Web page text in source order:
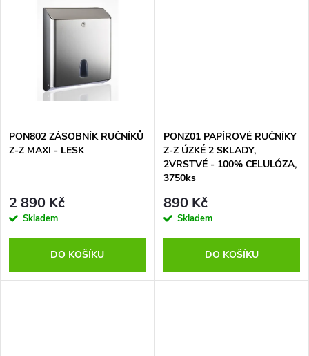
PON802 ZÁSOBNÍK RUČNÍKŮ
Z-Z MAXI - LESK
2 890 Kč
Skladem
DO KOŠÍKU
PONZ01 PAPÍROVÉ RUČNÍKY
Z-Z ÚZKÉ 2 SKLADY,
2VRSTVÉ - 100% CELULÓZA,
3750ks
890 Kč
Skladem
DO KOŠÍKU